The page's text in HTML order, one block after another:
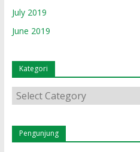
July 2019
June 2019
Kategori
Kategori
Pengunjung